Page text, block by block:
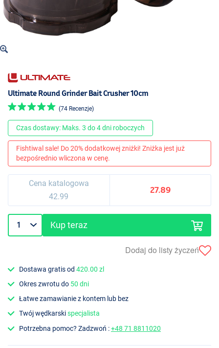
Ultimate Round Grinder Bait Crusher 10cm
(74 Recenzje)
Czas dostawy: Maks. 3 do 4 dni roboczych
Fishtiwal sale! Do 20% dodatkowej zniżki! Zniżka jest już
bezpośrednio wliczona w cenę.
Cena katalogowa
42.99
27.89
Kup teraz
Dodaj do listy życzeń
Dostawa gratis od420.00 zl
Okres zwrotu do 50 dni
Łatwe zamawianie z kontem lub bez
Twój wędkarskispecjalista
Potrzebna pomoc? Zadzwoń :+48 71 8811020